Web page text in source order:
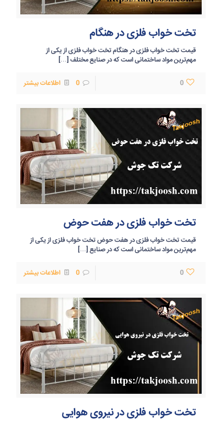
تخت خواب فلزی در هنگام
قیمت تخت خواب فلزی در هنگام تخت خواب فلزی از یکی از
مهم‌ترین مواد ساختمانی است که در صنایع مختلف […]
0
0 اطلاعات بیشتر
تخت خواب فلزی در هفت حوض
قیمت تخت خواب فلزی در هفت حوض تخت خواب فلزی از یکی از
مهم‌ترین مواد ساختمانی است که در صنایع […]
0
0 اطلاعات بیشتر
تخت خواب فلزی در نیروی هوایی